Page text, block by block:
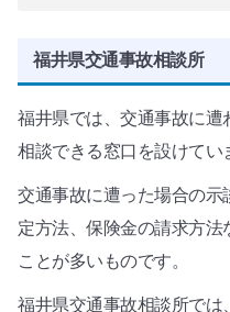
福井県交通事故相談所
福井県では、交通事故に遭
相談できる窓口を設けてい
交通事故に遭った場合の
定方法、保険金の請求方
ことが多いものです。
福井県交通事故相談所で